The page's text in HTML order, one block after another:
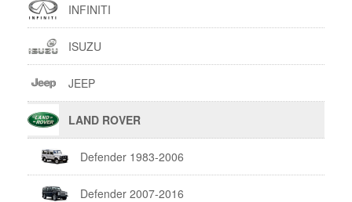
INFINITI
ISUZU
JEEP
LAND ROVER
Defender 1983-2006
Defender 2007-2016